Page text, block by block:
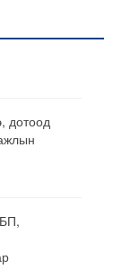
дотоод